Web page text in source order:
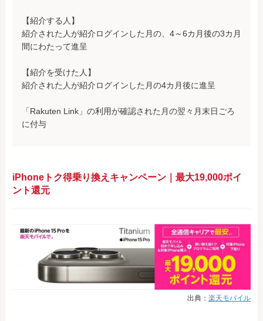
【紹介する人】
紹介された人が紹介ログインした月の、4～6カ月後の3カ月
間にわたって進呈
【紹介を受けた人】
紹介された人が紹介ログインした月の4カ月後に進呈
「Rakuten Link」の利用が確認された月の翌々月末日ごろ
に付与
iPhoneトク得乗り換えキャンペーン｜最大19,000ポイ
ント還元
出典： 楽天モバイル